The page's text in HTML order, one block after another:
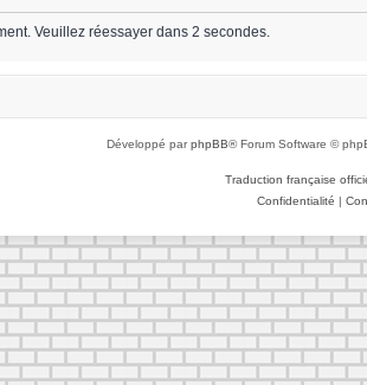
Veuillez réessayer dans 2 secondes.
Développé parphpBB® Forum Software ©
Traduction française
Confidentialité |